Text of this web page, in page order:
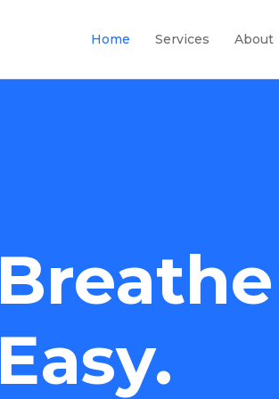
Home Services About
Breathe
Easy.